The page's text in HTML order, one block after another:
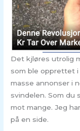
Det kjløres utrolig
som ble opprettet
masse annonser i
svindelen. Som du
mot mange. Jeg
på en side.